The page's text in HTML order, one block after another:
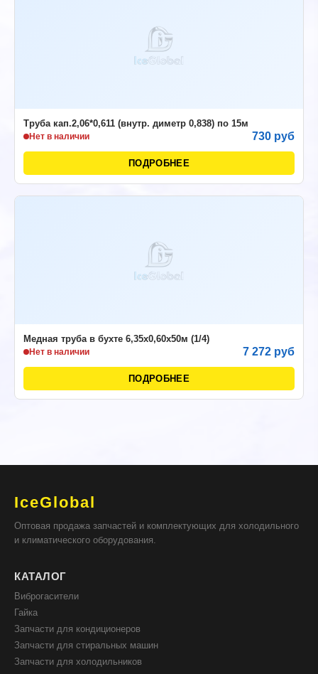
Труба кап.2,06*0,611 (внутр. диметр 0,838) по 15м
Нет в наличии 730 руб
ПОДРОБНЕЕ
Медная труба в бухте 6,35х0,60х50м (1/4)
Нет в наличии 7 272 руб
ПОДРОБНЕЕ
IceGlobal
Оптовая продажа запчастей и комплектующих для холодильного
и климатического оборудования.
КАТАЛОГ
Виброгасители
Гайка
Запчасти для кондиционеров
Запчасти для стиральных машин
Запчасти для холодильников